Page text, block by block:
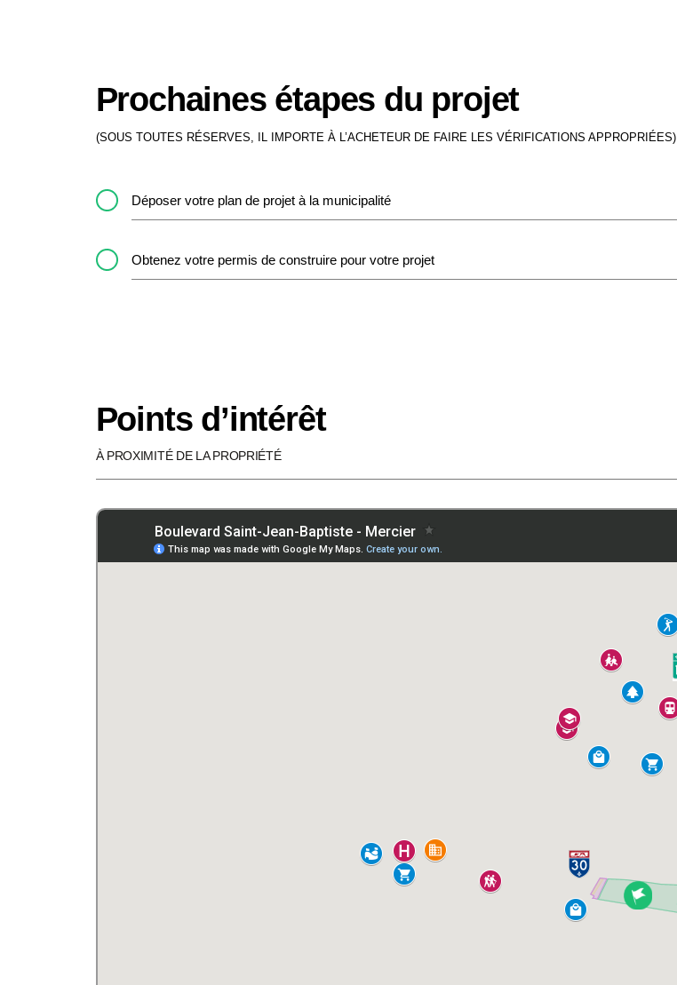
Prochaines étapes du projet
(SOUS TOUTES RÉSERVES, IL IMPORTE À L’ACHETEUR DE FAIRE LES VÉRIFICATIONS APPROPRIÉES)
Déposer votre plan de projet à la municipalité
Obtenez votre permis de construire pour votre projet
Points d’intérêt
À PROXIMITÉ DE LA PROPRIÉTÉ